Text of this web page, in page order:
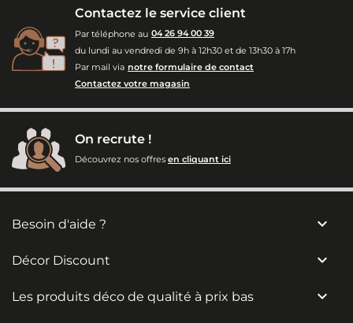
Contactez le service client
Par téléphone au 04 26 94 00 39
du lundi au vendredi de 9h à 12h30 et de 13h30 à 17h
Par mail via notre formulaire de contact
Contactez votre magasin
On recrute !
Découvrez nos offres en cliquant ici
Besoin d'aide ? 
Décor Discount 
Les produits déco de qualité à prix bas 